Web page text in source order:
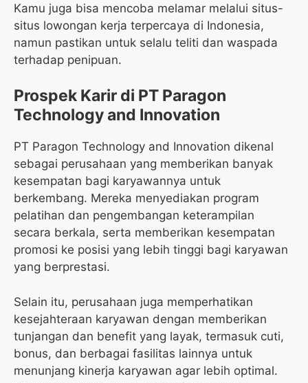
Kamu juga bisa mencoba melamar melalui situs-
situs lowongan kerja terpercaya di Indonesia,
namun pastikan untuk selalu teliti dan waspada
terhadap penipuan.
Prospek Karir di PT Paragon
Technology and Innovation
PT Paragon Technology and Innovation dikenal
sebagai perusahaan yang memberikan banyak
kesempatan bagi karyawannya untuk
berkembang. Mereka menyediakan program
pelatihan dan pengembangan keterampilan
secara berkala, serta memberikan kesempatan
promosi ke posisi yang lebih tinggi bagi karyawan
yang berprestasi.
Selain itu, perusahaan juga memperhatikan
kesejahteraan karyawan dengan memberikan
tunjangan dan benefit yang layak, termasuk cuti,
bonus, dan berbagai fasilitas lainnya untuk
menunjang kinerja karyawan agar lebih optimal.